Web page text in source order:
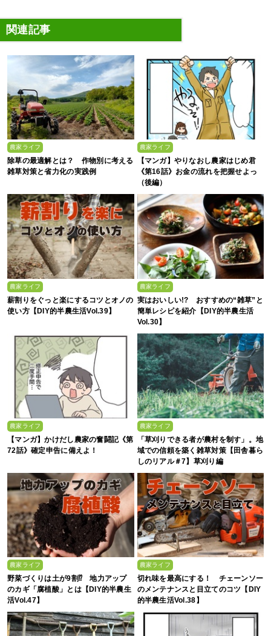
関連記事
農家ライフ
除草の最適解とは？ 作物別に考える
雑草対策と省力化の実践例
農家ライフ
【マンガ】やりなおし農家はじめ君
《第16話》お金の流れを把握せよっ
（後編）
農家ライフ
薪割りをぐっと楽にするコツとオノの
使い方【DIY的半農生活Vol.39】
農家ライフ
実はおいしい!? おすすめの“雑草”と
簡単レシピを紹介【DIY的半農生活
Vol.30】
農家ライフ
【マンガ】かけだし農家の奮闘記《第
72話》確定申告に備えよ！
農家ライフ
「草刈りできる者が農村を制す」。地
域での信頼を築く雑草対策【田舎暮ら
しのリアル＃7】草刈り編
農家ライフ
野菜づくりは土が9割⁉ 地力アップ
のカギ「腐植酸」とは【DIY的半農生
活Vol.47】
農家ライフ
切れ味を最高にする！ チェーンソー
のメンテナンスと目立てのコツ【DIY
的半農生活Vol.38】